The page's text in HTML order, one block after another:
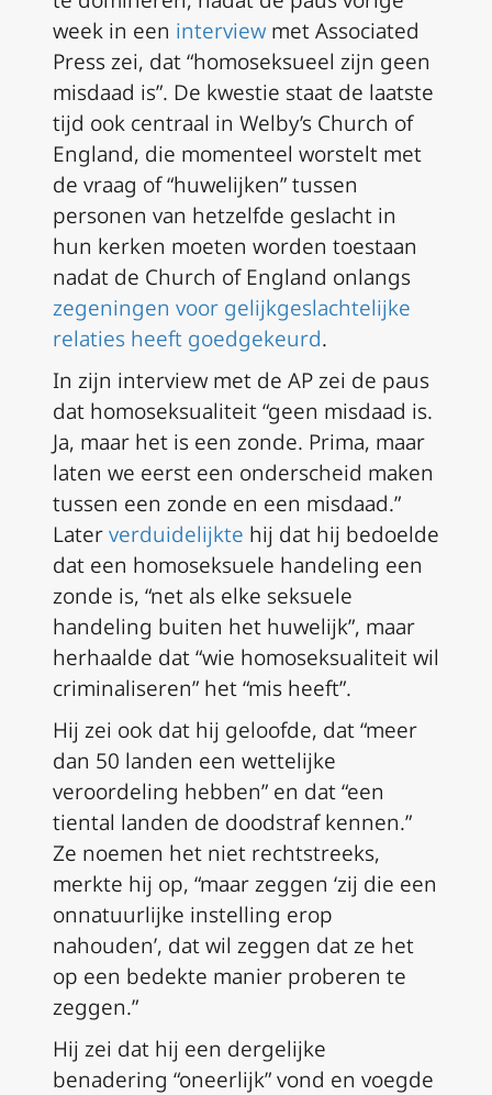
week in een interview met Associated
Press zei, dat “homoseksueel zijn geen
misdaad is”. De kwestie staat de laatste
tijd ook centraal in Welby’s Church of
England, die momenteel worstelt met
de vraag of “huwelijken” tussen
personen van hetzelfde geslacht in
hun kerken moeten worden toestaan
nadat de Church of England onlangs
zegeningen voor gelijkgeslachtelijke
relaties heeft goedgekeurd.
In zijn interview met de AP zei de paus
dat homoseksualiteit “geen misdaad is.
Ja, maar het is een zonde. Prima, maar
laten we eerst een onderscheid maken
tussen een zonde en een misdaad.”
Laterverduidelijkte hij dat hij bedoelde
dat een homoseksuele handeling een
zonde is, “net als elke seksuele
handeling buiten het huwelijk”, maar
herhaalde dat “wie homoseksualiteit wil
criminaliseren” het “mis heeft”.
Hij zei ook dat hij geloofde, dat “meer
dan 50 landen een wettelijke
veroordeling hebben” en dat “een
tiental landen de doodstraf kennen.”
Ze noemen het niet rechtstreeks,
merkte hij op, “maar zeggen ‘zij die een
onnatuurlijke instelling erop
nahouden’, dat wil zeggen dat ze het
op een bedekte manier proberen te
zeggen.”
Hij zei dat hij een dergelijke
benadering “oneerlijk” vond en voegde